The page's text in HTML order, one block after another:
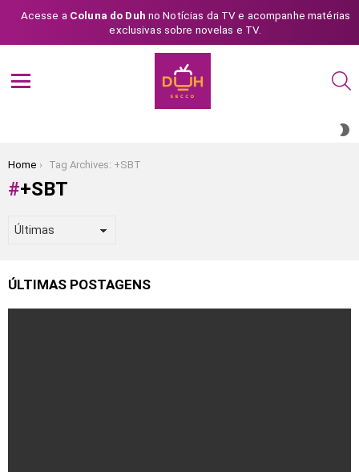
Acesse a Coluna do Duh no Notícias da TV e acompanhe matérias
exclusivas sobre novelas e TV.
You are here:
Home Tag Archives: +SBT
+SBT
ÚLTIMAS POSTAGENS